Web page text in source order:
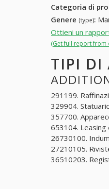
Categoria di
Genere (type):
Ottieni un
(Get full report from
TIPI DI
291199.
329904.
357700.
653104.
26730100.
27210105.
36510203.